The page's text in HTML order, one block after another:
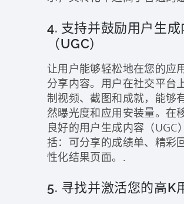
4. 支持并鼓励用户生成
（UGC）
让用户能够轻松地在您的应
分享内容。用户在社交平台
制视频、截图和成就，能够
然曝光度和应用安装量。在
良好的用户生成内容（UGC
括：可分享的成绩单、精彩
性化结果页面。.
5. 寻找并激活您的高K